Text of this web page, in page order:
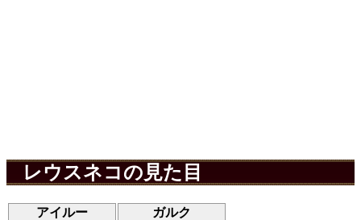
レウスネコの見た目
アイルー ガルク